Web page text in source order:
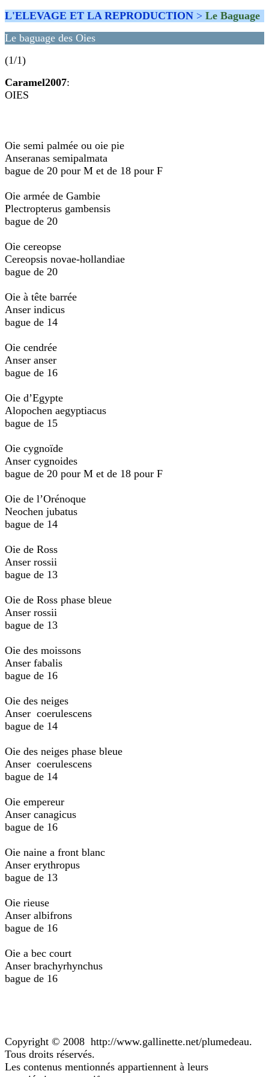
L'ELEVAGE ET LA REPRODUCTION > Le Baguage
Le baguage des Oies
(1/1)
Caramel2007:
OIES
Oie semi palmée ou oie pie
Anseranas semipalmata
bague de 20 pour M et de 18 pour F
Oie armée de Gambie
Plectropterus gambensis
bague de 20
Oie cereopse
Cereopsis novae-hollandiae
bague de 20
Oie à tête barrée
Anser indicus
bague de 14
Oie cendrée
Anser anser
bague de 16
Oie d’Egypte
Alopochen aegyptiacus
bague de 15
Oie cygnoïde
Anser cygnoides
bague de 20 pour M et de 18 pour F
Oie de l’Orénoque
Neochen jubatus
bague de 14
Oie de Ross
Anser rossii
bague de 13
Oie de Ross phase bleue
Anser rossii
bague de 13
Oie des moissons
Anser fabalis
bague de 16
Oie des neiges
Anser coerulescens
bague de 14
Oie des neiges phase bleue
Anser coerulescens
bague de 14
Oie empereur
Anser canagicus
bague de 16
Oie naine a front blanc
Anser erythropus
bague de 13
Oie rieuse
Anser albifrons
bague de 16
Oie a bec court
Anser brachyrhynchus
bague de 16
Copyright © 2008 http://www.gallinette.net/plumedeau.
Tous droits réservés.
Les contenus mentionnés appartiennent à leurs